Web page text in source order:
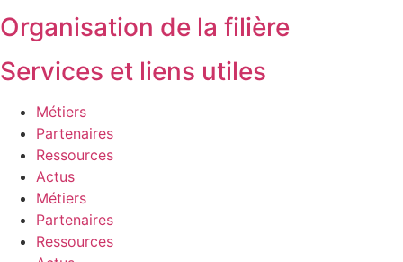
Organisation de la filière
Services et liens utiles
Métiers
Partenaires
Ressources
Actus
Métiers
Partenaires
Ressources